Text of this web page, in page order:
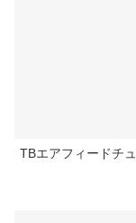
TBエアフィードチ